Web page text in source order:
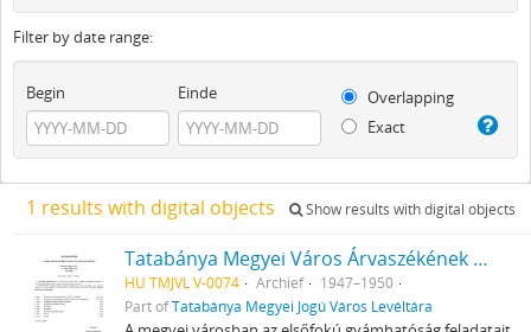
Filter by date range:
Begin Einde
Overlapping
Exact
1 results with digital objects Show results with digital objects
Tatabánya Megyei Város Árvaszékének iratai
HU TMJVL V-0074 Archief
1947–1950
Part ofTatabánya Megyei Jogú Város Levéltára